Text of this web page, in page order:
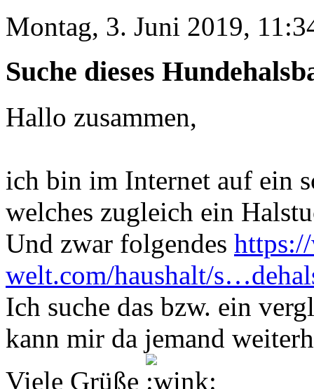
Montag, 3. Juni 2019,
Suche dieses
Hallo zusammen,
ich bin im Internet auf ein
welches zugleich ein
Und zwar folgendes
welt.com/haushalt/
Ich suche das bzw. ein
kann mir da jemand
Viele Grüße